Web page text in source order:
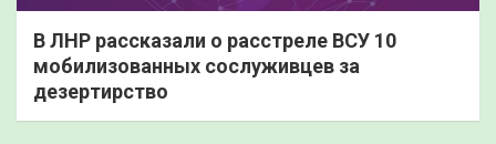
В ЛНР рассказали о расстреле ВСУ 10
мобилизованных сослуживцев за
дезертирство